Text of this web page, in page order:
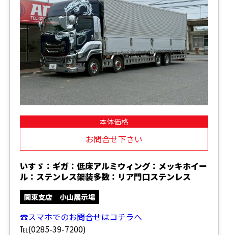
本体価格
お問合せ下さい
いすゞ：ギガ：低床アルミウィング：メッキホイー
ル：ステンレス架装多数：リア門口ステンレス
関東支店 小山展示場
☎スマホでのお問合せはコチラへ
℡(0285-39-7200)